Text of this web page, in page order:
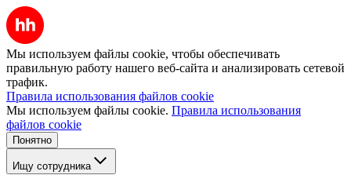
Мы используем файлы cookie, чтобы обеспечивать
правильную работу нашего веб-сайта и анализировать сетевой
трафик.
Правила использования файлов cookie
Мы используем файлы cookie. Правила использования
файлов cookie
Понятно
Ищу сотрудника